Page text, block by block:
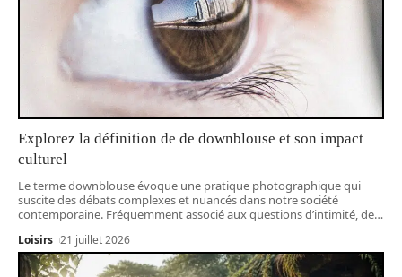
Explorez la définition de de downblouse et son impact
culturel
Le terme downblouse évoque une pratique photographique qui
suscite des débats complexes et nuancés dans notre société
contemporaine. Fréquemment associé aux questions d’intimité, de…
Loisirs 21 juillet 2026